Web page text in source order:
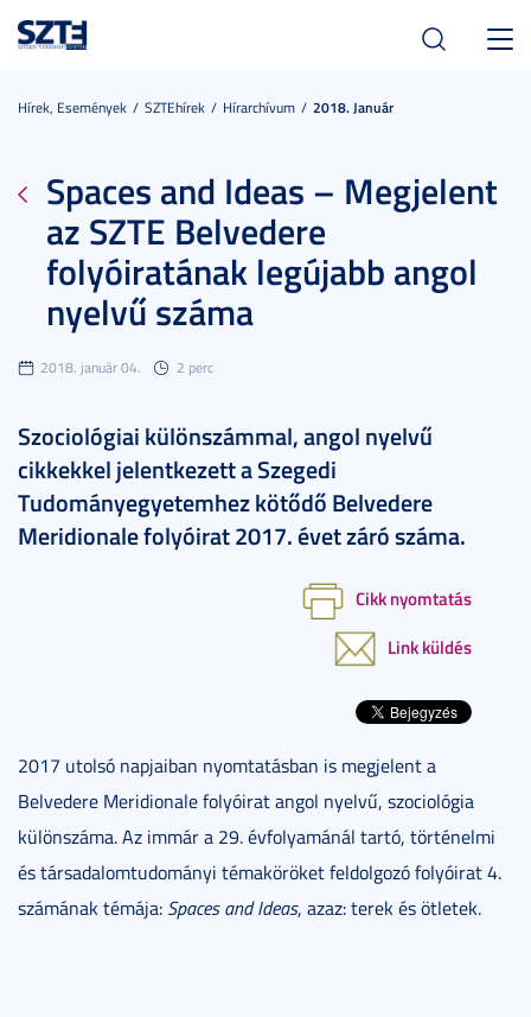
Hírek, Események SZTEhírek Hírarchívum 2018. Január
Spaces and Ideas – Megjelent
az SZTE Belvedere
folyóiratának legújabb angol
nyelvű száma
2018. január 04. 2 perc
Szociológiai különszámmal, angol nyelvű
cikkekkel jelentkezett a Szegedi
Tudományegyetemhez kötődő Belvedere
Meridionale folyóirat 2017. évet záró száma.
Cikk nyomtatás
Link küldés
2017 utolsó napjaiban nyomtatásban is megjelent a
Belvedere Meridionale folyóirat angol nyelvű, szociológia
különszáma. Az immár a 29. évfolyamánál tartó, történelmi
és társadalomtudományi témaköröket feldolgozó folyóirat 4.
számának témája: Spaces and Ideas, azaz: terek és ötletek.